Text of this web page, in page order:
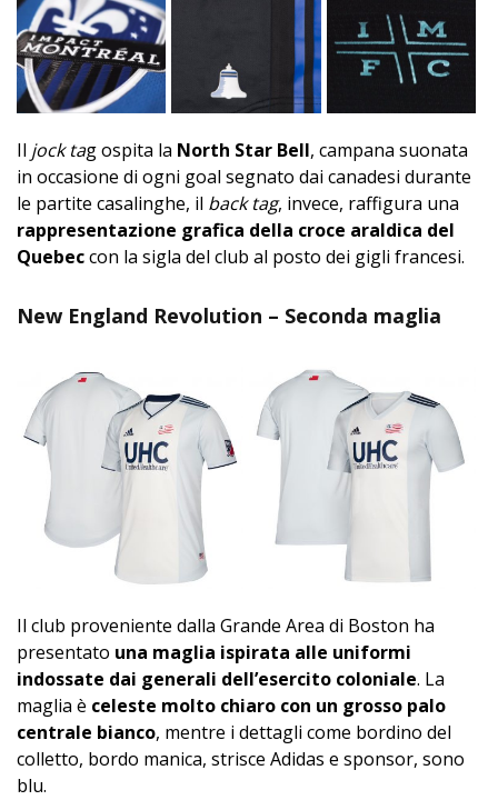
Il jock tag ospita la North Star Bell, campana suonata
in occasione di ogni goal segnato dai canadesi durante
le partite casalinghe, il back tag, invece, raffigura una
rappresentazione grafica della croce araldica del
Quebeccon la sigla del club al posto dei gigli francesi.
New England Revolution – Seconda maglia
Il club proveniente dalla Grande Area di Boston ha
presentato una maglia ispirata alle uniformi
indossate dai generali dell’esercito coloniale. La
maglia è celeste molto chiaro con un grosso palo
centrale bianco, mentre i dettagli come bordino del
colletto, bordo manica, strisce Adidas e sponsor, sono
blu.